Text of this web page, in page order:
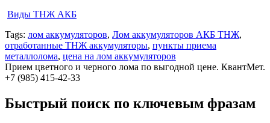
Виды ТНЖ АКБ
Tags: лом аккумуляторов, Лом аккумуляторов АКБ ТНЖ,
отработанные ТНЖ аккумуляторы, пункты приема
металлолома, цена на лом аккумуляторов
Прием цветного и черного лома по выгодной цене. КвантМет.
+7 (985) 415-42-33
Быстрый поиск по ключевым фразам